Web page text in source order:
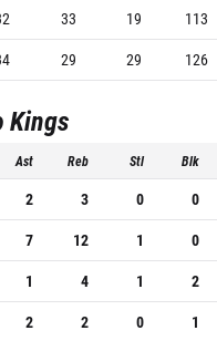
33 19
113
29 29 126
Kings
Ast Reb Stl Blk
2 3 0
0
7 12 1
0
1 4 1
2
2 2 0
1